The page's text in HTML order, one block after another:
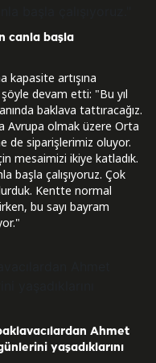
canla başla
kapasite artışına
devam etti: "Bu yıl
baklava tattıracağız.
Avrupa olmak üzere Orta
de siparişlerimiz oluyor.
mesaimizi ikiye katladık.
başla çalışıyoruz. Çok
Kentte normal
bu sayı bayram
Ahmet
yaşadıklarını